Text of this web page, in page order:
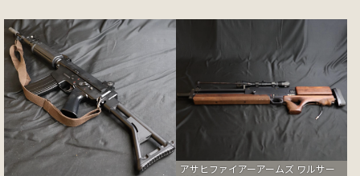
アサヒファイアーアームズ ワルサー